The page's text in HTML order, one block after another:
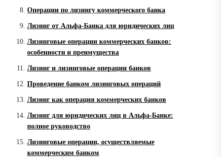
Операции по лизингу коммерческого банка
Лизинг от Альфа-Банка для юридических лиц
Лизинговые операции коммерческих банков:
особенности и преимущества
Лизинг и лизинговые операции банков
Проведение банком лизинговых операций
Лизинг как операция коммерческих банков
Лизинг для юридических лиц в Альфа-Банке:
полное руководство
Лизинговые операции, осуществляемые
коммерческим банком